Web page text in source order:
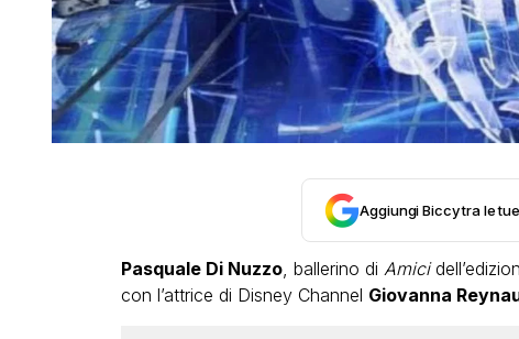
Aggiungi Biccy tra le
Pasquale Di Nuzzo, ballerino di Amici
con l’attrice di Disney Channel Giovanna